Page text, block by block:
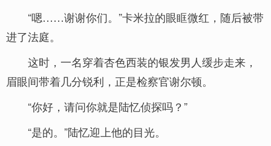
“嗯……谢谢你们。”卡米拉的眼眶微红，随后被带
进了法庭。
这时，一名穿着杏色西装的银发男人缓步走来，
眉眼间带着几分锐利，正是检察官谢尔顿。
“你好，请问你就是陆忆侦探吗？”
“是的。”陆忆迎上他的目光。